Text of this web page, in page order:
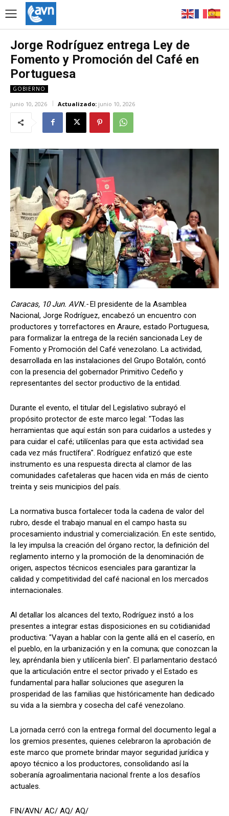
Jorge Rodríguez entrega Ley de
Fomento y Promoción del Café en
Portuguesa
GOBIERNO
junio 10, 2026 Actualizado: junio 10, 2026
Caracas, 10 Jun. AVN.-El presidente de la Asamblea
Nacional, Jorge Rodríguez, encabezó un encuentro con
productores y torrefactores en Araure, estado Portuguesa,
para formalizar la entrega de la recién sancionada Ley de
Fomento y Promoción del Café venezolano. La actividad,
desarrollada en las instalaciones del Grupo Botalón, contó
con la presencia del gobernador Primitivo Cedeño y
representantes del sector productivo de la entidad.
Durante el evento, el titular del Legislativo subrayó el
propósito protector de este marco legal: "Todas las
herramientas que aquí están son para cuidarlos a ustedes y
para cuidar el café; utilícenlas para que esta actividad sea
cada vez más fructífera". Rodríguez enfatizó que este
instrumento es una respuesta directa al clamor de las
comunidades cafetaleras que hacen vida en más de ciento
treinta y seis municipios del país.
La normativa busca fortalecer toda la cadena de valor del
rubro, desde el trabajo manual en el campo hasta su
procesamiento industrial y comercialización. En este sentido,
la ley impulsa la creación del órgano rector, la definición del
reglamento interno y la promoción de la denominación de
origen, aspectos técnicos esenciales para garantizar la
calidad y competitividad del café nacional en los mercados
internacionales.
Al detallar los alcances del texto, Rodríguez instó a los
presentes a integrar estas disposiciones en su cotidianidad
productiva: "Vayan a hablar con la gente allá en el caserío, en
el pueblo, en la urbanización y en la comuna; que conozcan la
ley, apréndanla bien y utilícenla bien". El parlamentario destacó
que la articulación entre el sector privado y el Estado es
fundamental para hallar soluciones que aseguren la
prosperidad de las familias que históricamente han dedicado
su vida a la siembra y cosecha del café venezolano.
La jornada cerró con la entrega formal del documento legal a
los gremios presentes, quienes celebraron la aprobación de
este marco que promete brindar mayor seguridad jurídica y
apoyo técnico a los productores, consolidando así la
soberanía agroalimentaria nacional frente a los desafíos
actuales.
FIN/AVN/ AC/ AQ/ AQ/